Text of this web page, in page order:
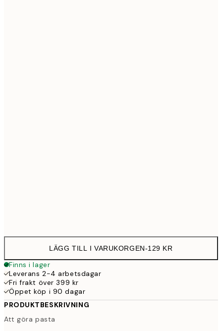
LÄGG TILL I VARUKORGEN-129 KR
Finns i lager
Leverans 2-4 arbetsdagar
Fri frakt över 399 kr
Öppet köp i 90 dagar
PRODUKTBESKRIVNING
Att göra pasta